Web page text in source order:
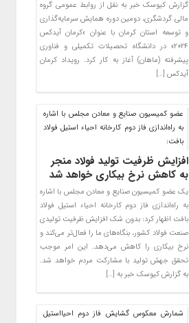
گزارش کیوسک خبر به نقل از روابط عمومی گروه
مالی گردشگری، دومین دوره همایش سرمایه‌گذاری
و توسعه استان کرمان با عنوان «کرمان آیدکس
۲۰۲۴» در دانشگاه تحصیلات تکمیلی و فناوری
پیشرفته (ماهان) آغاز به کار کرد. رویداد کرمان
آیدکس […]
عضو کمیسیون صنایع و معادن مجلس با اشاره
به راه‌اندازی فاز دوم کارخانه احیاء استیل فولاد
بافت:
افزایش ظرفیت تولید فولاد منجر
به کاهش نرخ بیکاری خواهد شد
یک عضو کمیسیون صنایع و معادن مجلس با اشاره
به راه‌اندازی فاز دوم کارخانه احیاء استیل فولاد
بافت اظهار کرد: بدون شک افزایش ظرفیت تولیدی
صنعت فولاد کشور، بنگاه‌های ما را فعال‌تر می‌کند و
نرخ بیکاری را کاهش می‌دهد. این امر موجب
تحقق جهش تولید با مشارکت مردم خواهد شد.
به گزارش کیوسک خبر به […]
شمارش معکوس گشایش فاز دوم احیااستیل